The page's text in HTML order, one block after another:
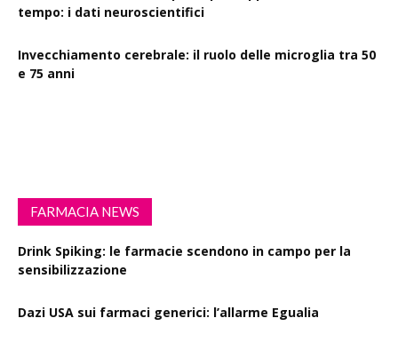
tempo: i dati neuroscientifici
Invecchiamento cerebrale: il ruolo delle microglia tra 50
e 75 anni
FARMACIA NEWS
Drink Spiking: le farmacie scendono in campo per la
sensibilizzazione
Dazi USA sui farmaci generici: l’allarme Egualia